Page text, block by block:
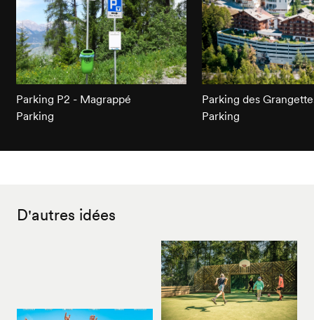
Parking P2 - Magrappé
Parking
Parking des
Parking
D'autres idées